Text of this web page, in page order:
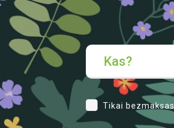
Kas?
Tikai bezmaksas